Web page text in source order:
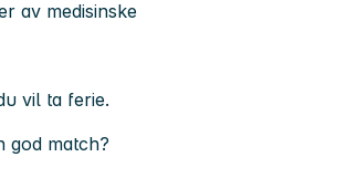
av medisinske
vil ta ferie.
god match?